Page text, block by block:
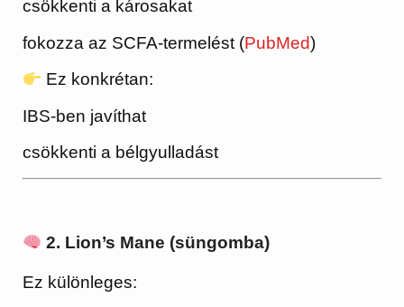
csökkenti a károsakat
fokozza az SCFA-termelést (PubMed)
Ez konkrétan:
IBS-ben javíthat
csökkenti a bélgyulladást
2. Lion’s Mane (süngomba)
Ez különleges: